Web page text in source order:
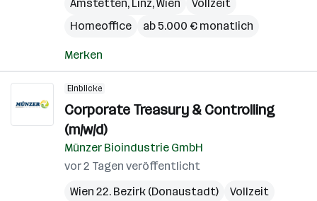
Amstetten, Linz,Wien
Vollzeit
Homeoffice
ab 5.000 € monatlich
Merken
Einblicke
Corporate Treasury & Controlling
(m/w/d)
Münzer Bioindustrie GmbH
vor 2 Tagen veröffentlicht
Wien 22. Bezirk (Donaustadt)
Vollzeit